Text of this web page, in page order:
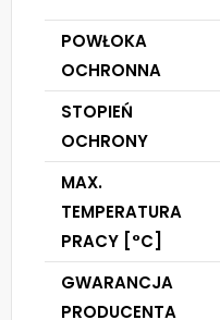
POWŁOKA
OCHRONNA
STOPIEŃ
OCHRONY
MAX.
TEMPERATURA
PRACY [°C]
GWARANCJA
PRODUCENTA